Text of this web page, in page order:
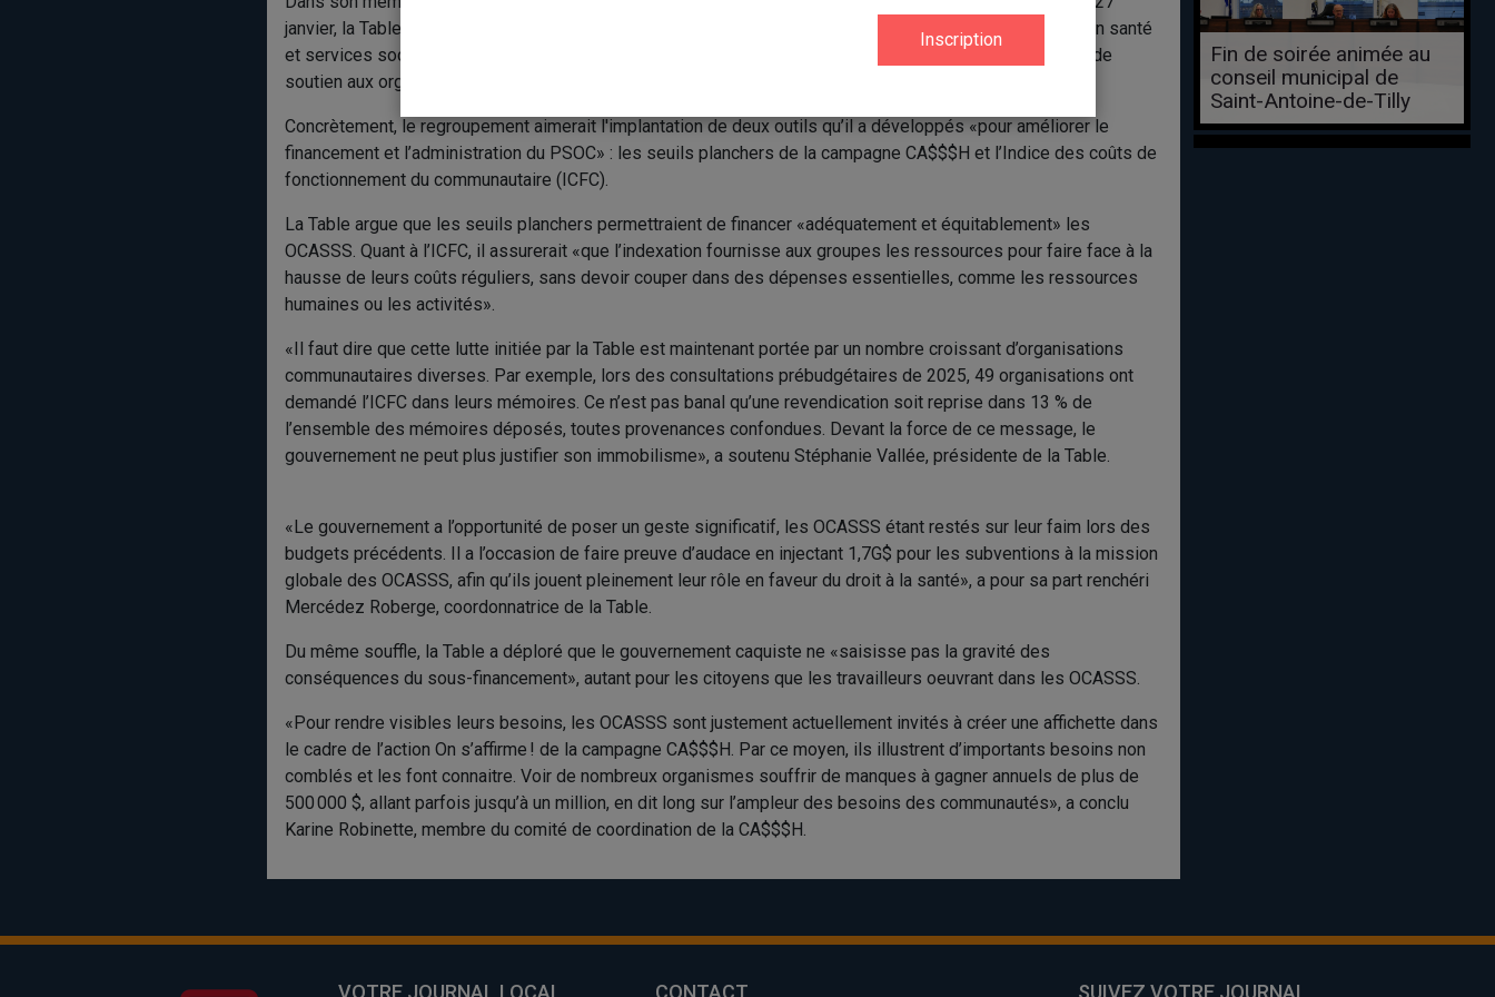
janvier, la Table a mis de l’avant les revendications de la campagne CA$$$H (Communautaire autonome en santé
et services sociaux — Haussez le financement !), qui visent «l’amélioration significative» du Programme de
soutien aux organismes communautaires (PSOC).
Concrètement, le regroupement aimerait l'implantation de deux outils qu’il a développés «pour améliorer le
financement et l’administration du PSOC» : les seuils planchers de la campagne CA$$$H et l’Indice des coûts de
fonctionnement du communautaire (ICFC).
La Table argue que les seuils planchers permettraient de financer «adéquatement et équitablement» les
OCASSS. Quant à l’ICFC, il assurerait «que l’indexation fournisse aux groupes les ressources pour faire face à la
hausse de leurs coûts réguliers, sans devoir couper dans des dépenses essentielles, comme les ressources
humaines ou les activités».
«Il faut dire que cette lutte initiée par la Table est maintenant portée par un nombre croissant d’organisations
communautaires diverses. Par exemple, lors des consultations prébudgétaires de 2025, 49 organisations ont
demandé l’ICFC dans leurs mémoires. Ce n’est pas banal qu’une revendication soit reprise dans 13 % de
l’ensemble des mémoires déposés, toutes provenances confondues. Devant la force de ce message, le
gouvernement ne peut plus justifier son immobilisme», a soutenu Stéphanie Vallée, présidente de la Table.
«Le gouvernement a l’opportunité de poser un geste significatif, les OCASSS étant restés sur leur faim lors des
budgets précédents. Il a l’occasion de faire preuve d’audace en injectant 1,7G$ pour les subventions à la mission
globale des OCASSS, afin qu’ils jouent pleinement leur rôle en faveur du droit à la santé», a pour sa part renchéri
Mercédez Roberge, coordonnatrice de la Table.
Du même souffle, la Table a déploré que le gouvernement caquiste ne «saisisse pas la gravité des
conséquences du sous-financement», autant pour les citoyens que les travailleurs oeuvrant dans les OCASSS.
«Pour rendre visibles leurs besoins, les OCASSS sont justement actuellement invités à créer une affichette dans
le cadre de l’action On s’affirme ! de la campagne CA$$$H. Par ce moyen, ils illustrent d’importants besoins non
comblés et les font connaitre. Voir de nombreux organismes souffrir de manques à gagner annuels de plus de
500 000 $, allant parfois jusqu’à un million, en dit long sur l’ampleur des besoins des communautés», a conclu
Karine Robinette, membre du comité de coordination de la CA$$$H.
Fin de soirée animée au
conseil municipal de
Saint-Antoine-de-Tilly